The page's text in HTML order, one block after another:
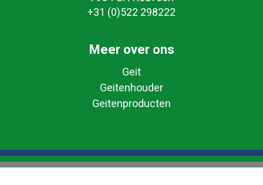
+31 (0)522 298222
Meer over ons
Geit
Geitenhouder
Geitenproducten